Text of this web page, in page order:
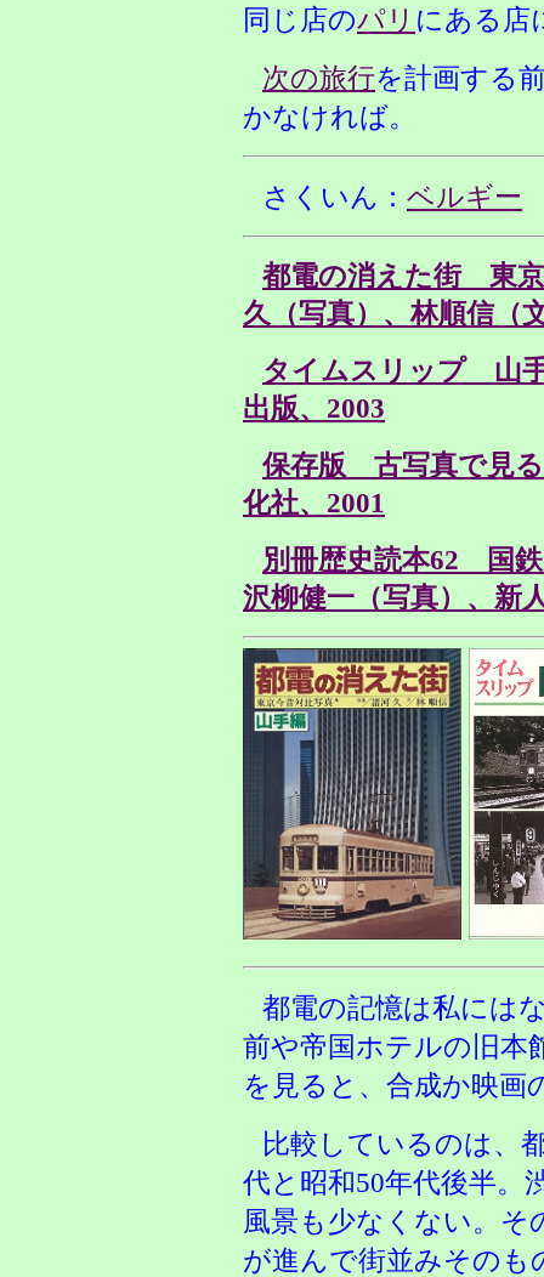
同じ店のパリ にある店
次の旅行を計画する
かなければ。
さくいん： ベルギー
都電の消えた街 東京
久（写真）、林順信（
タイムスリップ 山
出版、2003
保存版 古写真で見る
化社、2001
別冊歴史読本62 国
沢柳健一（写真）、新
都電の記憶は私には
前や帝国ホテルの旧本
を見ると、合成か映画
比較しているのは、
代と昭和50年代後半。
風景も少なくない。そ
が進んで街並みその